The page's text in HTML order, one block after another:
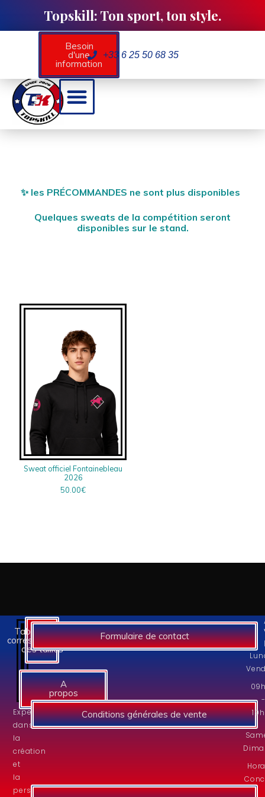
Topskill: Ton sport, ton style.
Besoin
d'une
information
+33 6 25 50 68 35
✨ les PRÉCOMMANDES ne sont plus disponibles
Quelques sweats de la compétition seront
disponibles sur le stand.
Sweat officiel Fontainebleau
2026
50.00€
Experts
dans
la
création
et
la
personnalisation
Tableaux des
correspondances
des tailles
A
propos
Formulaire de contact
Conditions générales de vente
-